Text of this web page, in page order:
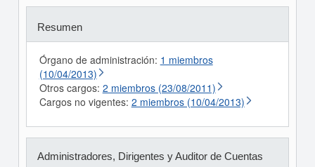
Resumen
Órgano de administración: 1 miembros
(10/04/2013)
Otros cargos: 2 miembros (23/08/2011)
Cargos no vigentes: 2 miembros (10/04/2013)
Administradores, Dirigentes y Auditor de Cuentas